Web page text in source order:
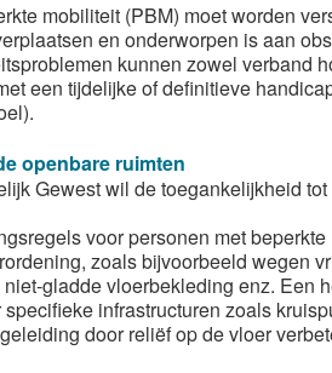
mobiliteit (PBM) moet worden
en onderworpen is aan
kunnen zowel verband
een tijdelijke of definitieve
openbare ruimten
Gewest wil de toegankelijkheid
voor personen met
zoals bijvoorbeeld wegen
gladde vloerbekleding enz. Een
infrastructuren zoals
door reliëf op de vloer